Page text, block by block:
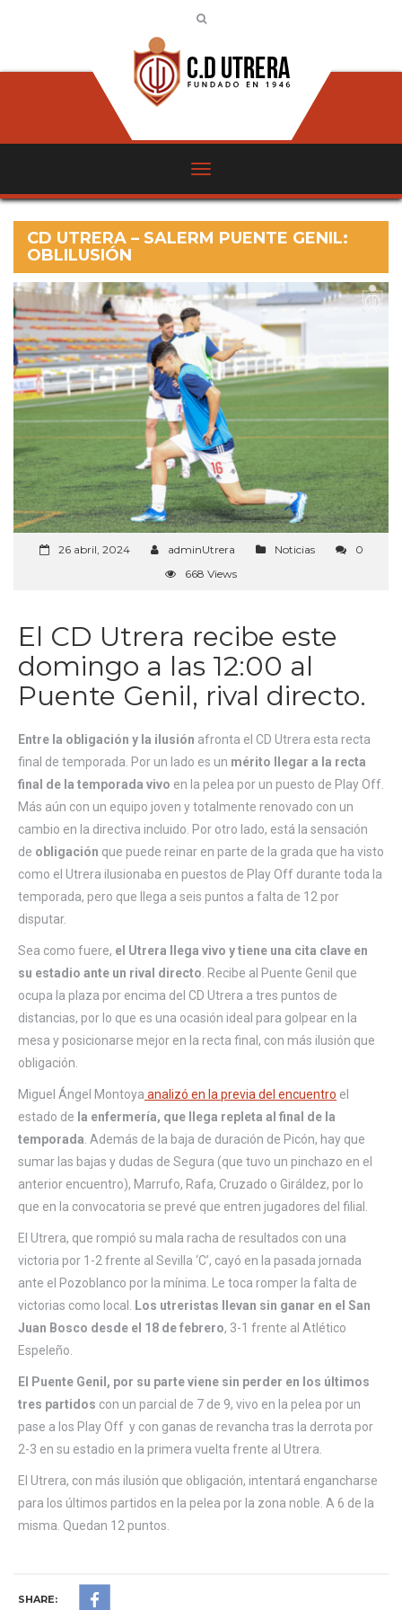
CD UTRERA – SALERM PUENTE GENIL:
OBLILUSIÓN
26 abril, 2024 adminUtrera Noticias
0
668 Views
El CD Utrera recibe este
domingo a las 12:00 al
Puente Genil, rival directo.
Entre la obligación y la ilusión afronta el CD Utrera esta recta
final de temporada. Por un lado es un mérito llegar a la recta
final de la temporada vivo en la pelea por un puesto de Play Off.
Más aún con un equipo joven y totalmente renovado con un
cambio en la directiva incluido. Por otro lado, está la sensación
de obligación que puede reinar en parte de la grada que ha visto
como el Utrera ilusionaba en puestos de Play Off durante toda la
temporada, pero que llega a seis puntos a falta de 12 por
disputar.
Sea como fuere, el Utrera llega vivo y tiene una cita clave en
su estadio ante un rival directo . Recibe al Puente Genil que
ocupa la plaza por encima del CD Utrera a tres puntos de
distancias, por lo que es una ocasión ideal para golpear en la
mesa y posicionarse mejor en la recta final, con más ilusión que
obligación.
Miguel Ángel Montoya analizó en la previa del encuentro el
estado de la enfermería, que llega repleta al final de la
temporada . Además de la baja de duración de Picón, hay que
sumar las bajas y dudas de Segura (que tuvo un pinchazo en el
anterior encuentro), Marrufo, Rafa, Cruzado o Giráldez, por lo
que en la convocatoria se prevé que entren jugadores del filial.
El Utrera, que rompió su mala racha de resultados con una
victoria por 1-2 frente al Sevilla ‘C’, cayó en la pasada jornada
ante el Pozoblanco por la mínima. Le toca romper la falta de
victorias como local.
Los utreristas llevan sin ganar en el San
Juan Bosco desde el 18 de febrero, 3-1 frente al Atlético
Espeleño.
El Puente Genil, por su parte viene sin perder en los últimos
tres partidos con un parcial de 7 de 9, vivo en la pelea por un
pase a los Play Off y con ganas de revancha tras la derrota por
2-3 en su estadio en la primera vuelta frente al Utrera.
El Utrera, con más ilusión que obligación, intentará engancharse
para los últimos partidos en la pelea por la zona noble. A 6 de la
misma. Quedan 12 puntos.
SHARE: